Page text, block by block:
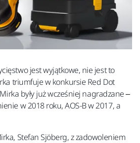
jest wyjątkowe, nie jest to
triumfuje w konkursie Red Dot
były już wcześniej nagradzane –
w 2018 roku, AOS-B w 2017, a
Stefan Sjöberg, z zadowoleniem